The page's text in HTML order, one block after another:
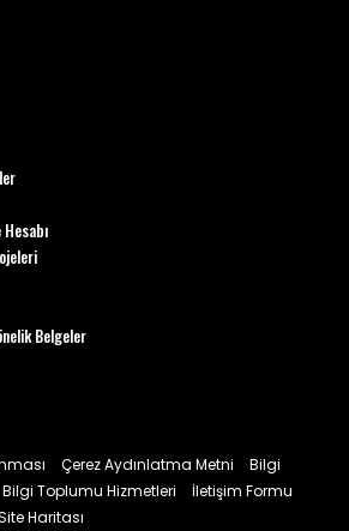
Belgeler
Çerez Aydınlatma Metni
Bilgi
Bilgi Toplumu Hizmetleri
İletişim Formu
Haritası